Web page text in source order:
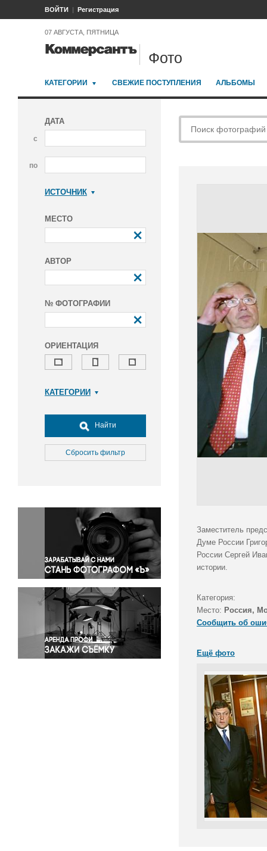
ВОЙТИ Регистрация
07 АВГУСТА, ПЯТНИЦА
Фото
КАТЕГОРИИ СВЕЖИЕ ПОСТУПЛЕНИЯ АЛЬБОМЫ
ДАТА
с
по
ИСТОЧНИК
МЕСТО
АВТОР
№ ФОТОГРАФИИ
ОРИЕНТАЦИЯ
КАТЕГОРИИ
Досуг, туризм и отдых
Культура
Медицина
Окружающая среда
Политика
Правосудие
Происшествия и конфликты
Религия
Светская жизнь
Спорт
Экология
Экономика и бизнес
Найти
Сбросить фильтр
Заместитель
Думе России
России Сергей
истории.
Категория:
Место: Россия,
Сообщить об
Ещё фото